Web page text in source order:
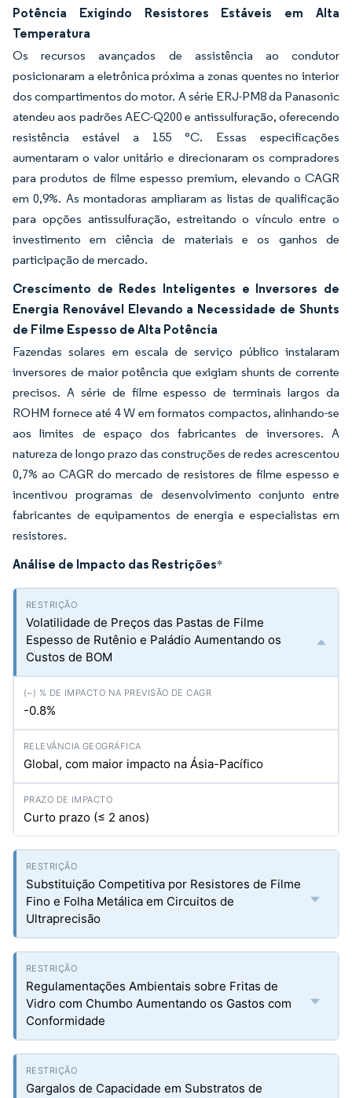
Potência Exigindo Resistores Estáveis em Alta
Temperatura
Os recursos avançados de assistência ao condutor
posicionaram a eletrônica próxima a zonas quentes no interior
dos compartimentos do motor. A série ERJ-PM8 da Panasonic
atendeu aos padrões AEC-Q200 e antissulfuração, oferecendo
resistência estável a 155 °C. Essas especificações
aumentaram o valor unitário e direcionaram os compradores
para produtos de filme espesso premium, elevando o CAGR
em 0,9%. As montadoras ampliaram as listas de qualificação
para opções antissulfuração, estreitando o vínculo entre o
investimento em ciência de materiais e os ganhos de
participação de mercado.
Crescimento de Redes Inteligentes e Inversores de
Energia Renovável Elevando a Necessidade de Shunts
de Filme Espesso de Alta Potência
Fazendas solares em escala de serviço público instalaram
inversores de maior potência que exigiam shunts de corrente
precisos. A série de filme espesso de terminais largos da
ROHM fornece até 4 W em formatos compactos, alinhando-se
aos limites de espaço dos fabricantes de inversores. A
natureza de longo prazo das construções de redes acrescentou
0,7% ao CAGR do mercado de resistores de filme espesso e
incentivou programas de desenvolvimento conjunto entre
fabricantes de equipamentos de energia e especialistas em
resistores.
Análise de Impacto das Restrições*
Volatilidade de Preços das Pastas de Filme
Espesso de Rutênio e Paládio Aumentando os
Custos de BOM
-0.8%
Global, com maior impacto na Ásia-Pacífico
Curto prazo (≤ 2 anos)
Substituição Competitiva por Resistores de Filme
Fino e Folha Metálica em Circuitos de
Ultraprecisão
Regulamentações Ambientais sobre Fritas de
Vidro com Chumbo Aumentando os Gastos com
Conformidade
Gargalos de Capacidade em Substratos de